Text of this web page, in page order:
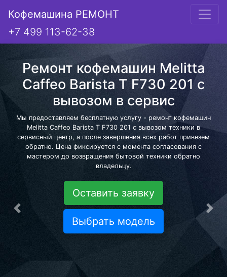
Кофемашина РЕМОНТ
+7 499 113-62-38
Ремонт кофемашин Melitta
Caffeo Barista T F730 201 с
вывозом в сервис
Мы предоставляем бесплатную услугу - ремонт кофемашин
Melitta Caffeo Barista T F730 201 с вывозом техники в
сервисный центр, а после завершения всех работ привезем
обратно. Цена фиксируется с момента согласования с
мастером до возвращения бытовой техники обратно
владельцу.
Оставить заявку
Выбрать модель
Предыдущая